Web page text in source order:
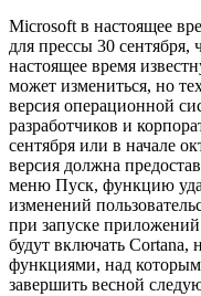
Microsoft в настоящее
для прессы 30 сентября,
настоящее время
может измениться, но
версия операционной
разработчиков и
сентября или в начале
версия должна
меню Пуск, функцию
изменений
при запуске
будут включать
функциями, над
завершить весной